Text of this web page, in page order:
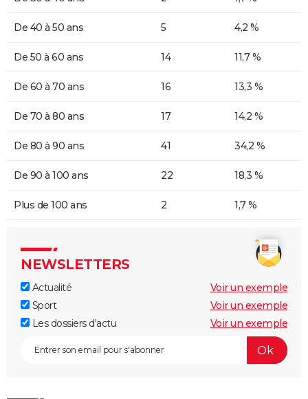
De 40 à 50 ans 5 4,2 %
De 50 à 60 ans 14 11,7 %
De 60 à 70 ans 16 13,3 %
De 70 à 80 ans 17 14,2 %
De 80 à 90 ans 41 34,2 %
De 90 à 100 ans 22 18,3 %
Plus de 100 ans 2 1,7 %
NEWSLETTERS
Actualité
Voir un exemple
Sport
Voir un exemple
Les dossiers d'actu
Voir un exemple